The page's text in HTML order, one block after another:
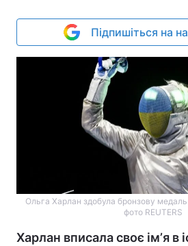
Підпишіться на
Ольга Харлан здобула бронзову медаль
фото REUTERS
Харлан вписала своє імʼя в